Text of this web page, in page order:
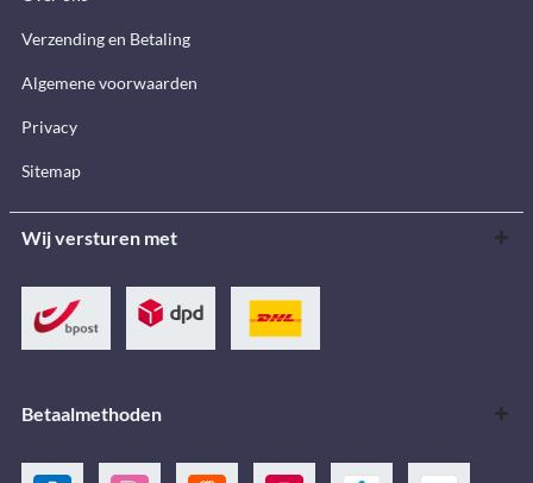
Verzending en Betaling
Algemene voorwaarden
Privacy
Sitemap
Wij versturen met
Betaalmethoden